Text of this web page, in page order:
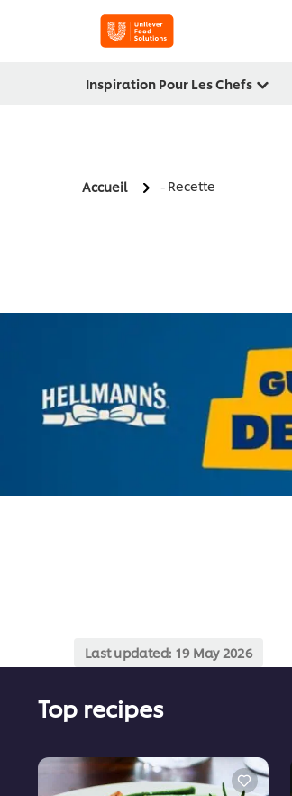
Inspiration Pour Les Chefs
Accueil - Recette
Last updated: 19 May 2026
Top recipes